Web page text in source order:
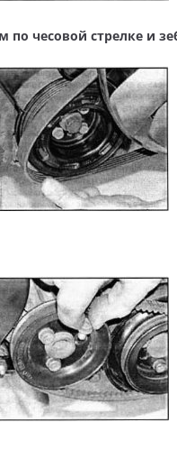
по чесовой стрелке и